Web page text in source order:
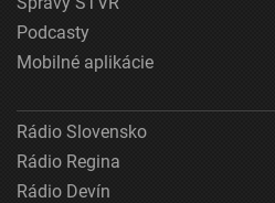
Podcasty
Mobilné aplikácie
Rádio Slovensko
Rádio Regina
Rádio Devín